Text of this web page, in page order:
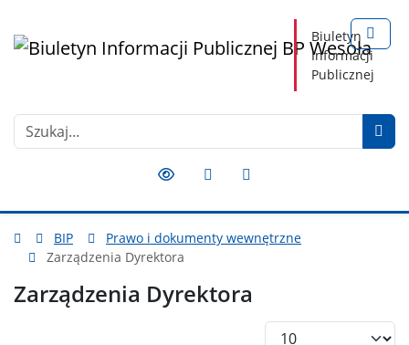
Biuletyn
Informacji
Publicznej
Szukaj
BIP
Prawo i dokumenty wewnętrzne
Zarządzenia Dyrektora
Zarządzenia Dyrektora
Pokaż #